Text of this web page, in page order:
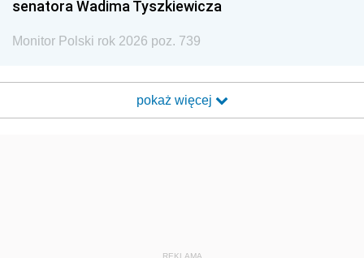
senatora Wadima Tyszkiewicza
Monitor Polski rok 2026 poz. 739
pokaż więcej
REKLAMA